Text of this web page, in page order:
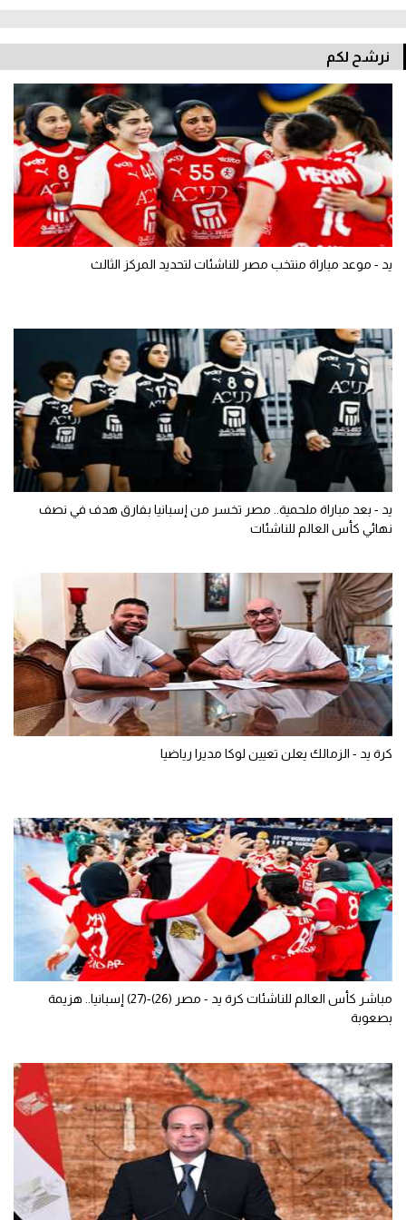
نرشح لكم
يد - موعد مباراة منتخب مصر للناشئات لتحديد المركز الثالث
يد - بعد مباراة ملحمية.. مصر تخسر من إسبانيا بفارق هدف في نصف
نهائي كأس العالم للناشئات
كرة يد - الزمالك يعلن تعيين لوكا مديرا رياضيا
مباشر كأس العالم للناشئات كرة يد - مصر (26)-(27) إسبانيا.. هزيمة
بصعوبة